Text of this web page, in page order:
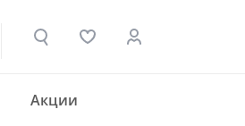
Акции